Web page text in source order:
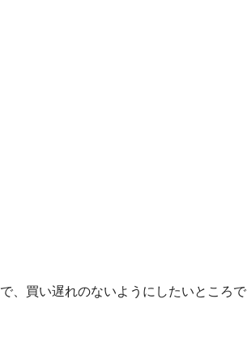
、買い遅れのないようにしたいところで